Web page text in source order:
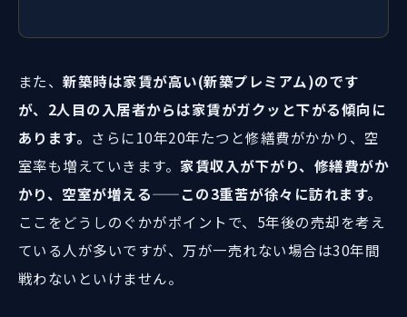
また、新築時は家賃が高い(新築プレミアム)のです
が、2人目の入居者からは家賃がガクッと下がる傾向に
あります。 さらに10年20年たつと修繕費がかかり、空
室率も増えていきます。 家賃収入が下がり、修繕費がか
かり、空室が増える——この3重苦が徐々に訪れます。
ここをどうしのぐかがポイントで、5年後の売却を考え
ている人が多いですが、万が一売れない場合は30年間
戦わないといけません。